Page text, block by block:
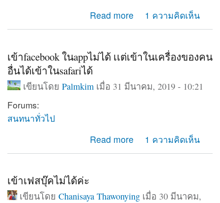
Read more
about เข้าสู่ระบบของเฟสบุ้คไม่ได้ค่ะเนื่องจากตั้งรหัสยืนยัน
สองชั้น
1 ความคิดเห็น
เข้าfacebook ในappไม่ได้ เเต่เข้าในเครื่องของคน
อื่นได้เข้าในsafariได้
เขียนโดย Palmkim เมื่อ 31 มีนาคม, 2019 - 10:21
Forums:
สนทนาทั่วไป
Read more
about เข้าfacebook ในappไม่ได้ เเต่เข้าในเครื่องของคน
อื่นได้เข้าในsafariได้
1 ความคิดเห็น
เข้าเฟสบุ๊คไม่ได้ค่ะ
เขียนโดย Chanisaya Thawonying เมื่อ 30 มีนาคม,